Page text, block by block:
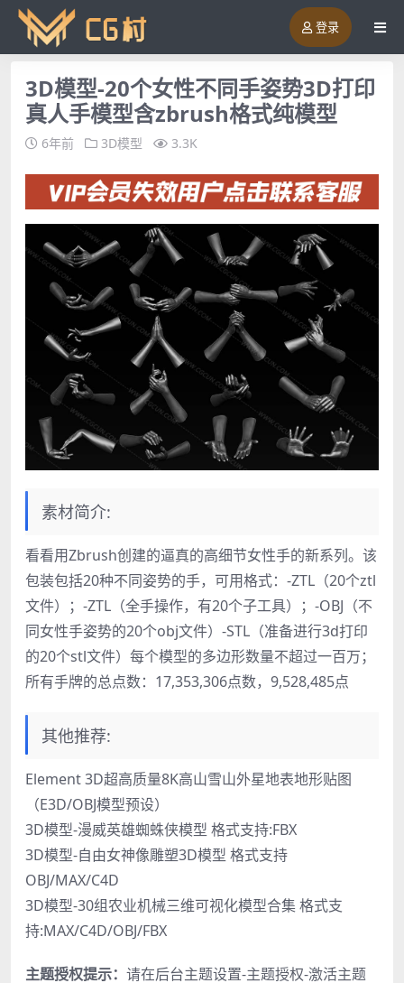
登录
3D模型-20个女性不同手姿势3D打印
真人手模型含zbrush格式纯模型
6年前 3D模型 3.3K
素材简介:
看看用Zbrush创建的逼真的高细节女性手的新系列。该
包装包括20种不同姿势的手，可用格式：-ZTL（20个ztl
文件）；-ZTL（全手操作，有20个子工具）；-OBJ（不
同女性手姿势的20个obj文件）-STL（准备进行3d打印
的20个stl文件）每个模型的多边形数量不超过一百万；
所有手牌的总点数：17,353,306点数，9,528,485点
其他推荐:
Element 3D超高质量8K高山雪山外星地表地形贴图
（E3D/OBJ模型预设）
3D模型-漫威英雄蜘蛛侠模型 格式支持:FBX
3D模型-自由女神像雕塑3D模型 格式支持
OBJ/MAX/C4D
3D模型-30组农业机械三维可视化模型合集 格式支
持:MAX/C4D/OBJ/FBX
主题授权提示： 请在后台主题设置-主题授权-激活主题